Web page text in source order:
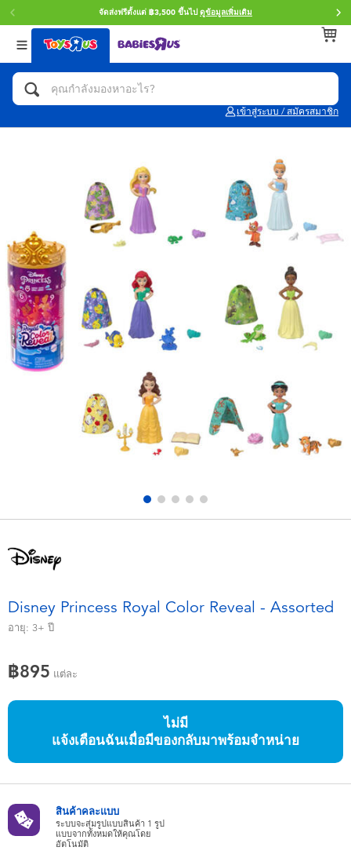
จัดส่งฟรีตั้งแต่ ฿3,500 ขึ้นไป ดูข้อมูลเพิ่มเติม
เข้าสู่ระบบ / สมัครสมาชิก
กลับ
หมวดหมู่
แอคชั่นฟิกเกอร์ และการสวมบทบาทเป็นฮีโร่
ตัวต่อและ LEGO
รถของเล่น, รถบรรทุกของเล่น, รถไฟของเล่น
และรีโมทบังคับ
กิจกรรมและงานคราฟท์
ตุ๊กตาและของสะสม
อุปกรณ์อิเล็คทรอนิกส์
เกมและพัซเซิล
ของเล่นเพื่อการเรียนรู้
กิจกรรมกลางแจ้งและกีฬา
ของเล่นนุ่มนิ่ม
ไอเทมฤดูร้อน
ของเล่นสำหรับเด็กทารกและวัยหัดเดิน
แบตเตอรี่
Nintendo Switch
กล่องสุ่ม
กลับ
แบรนด์
Toy Story ทอย สตอรี่
Star Wars
LEGOเลโก้
Blokees บล็อคคีส์
Zuru ซูรู
X-Shot
playpop
Barbie บาร์บี้
กลับ
Age
0~2 ปี
8~11 ปี
12~14 ปี
14+ ปี
Disney Princess Royal Color Reveal - Assorted
อายุ: 3+ ปี
฿895 แต่ละ
ไม่มี
แจ้งเตือนฉันเมื่อมีของกลับมาพร้อมจำหน่าย
สินค้าคละแบบ
ระบบจะสุ่มรูปแบบสินค้า 1 รูป
แบบจากทั้งหมดให้คุณโดย
อัตโนมัติ